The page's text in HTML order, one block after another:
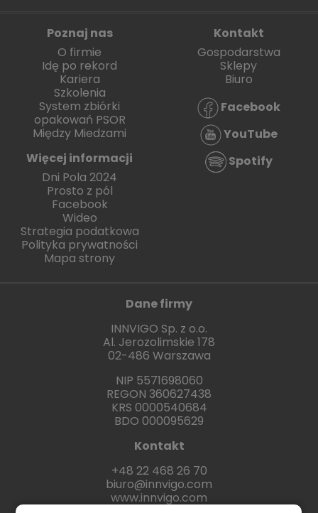
Poznaj nas
O firmie
Idę po rekord
Kariera
Szkolenia
System zbiórki
opakowań PSOR
Między Miedzami
Więcej informacji
Dni Pola 2024
Prosto z pól
Facebook
Wideo
Strategia podatkowa
Polityka prywatności
Mapa strony
Kontakt
Gospodarstwa
Sklepy
Biuro
Facebook
YouTube
Spotify
Dane firmy
INNVIGO Sp. z o.o.
Al. Jerozolimskie 178
02-486 Warszawa
NIP 5571698060
REGON 360627438
KRS 0000540684
BDO 000095629
Kontakt
+48 22 468 26 70
biuro@innvigo.com
www.innvigo.com